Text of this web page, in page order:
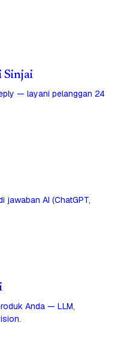
Sinjai
— layani pelanggan 24
jawaban AI (ChatGPT,
Anda — LLM,